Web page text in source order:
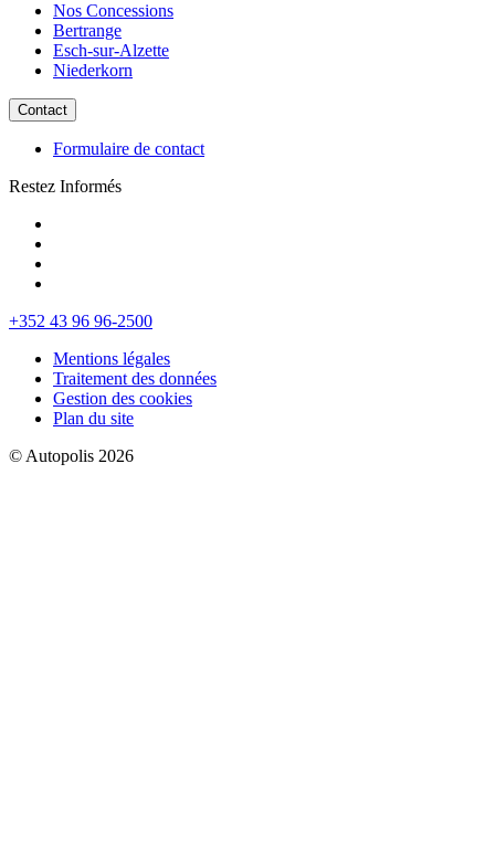
Nos Concessions
Bertrange
Esch-sur-Alzette
Niederkorn
Contact
Formulaire de contact
Restez Informés
+352 43 96 96-2500
Mentions légales
Traitement des données
Gestion des cookies
Plan du site
© Autopolis 2026